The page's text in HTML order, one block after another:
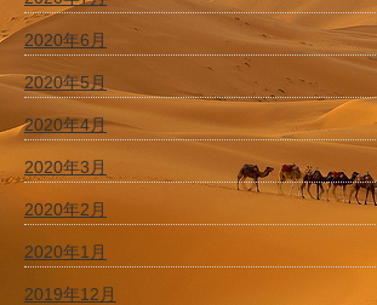
2020年6月
2020年5月
2020年4月
2020年3月
2020年2月
2020年1月
2019年12月